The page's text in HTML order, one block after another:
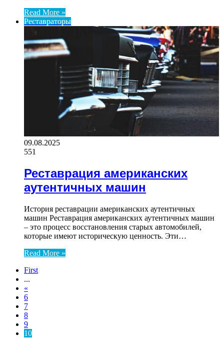
Read More »
Реставраторы
09.08.2025
551
Реставрация американских
аутентичных машин
История реставрации американских аутентичных
машин Реставрация американских аутентичных машин
– это процесс восстановления старых автомобилей,
которые имеют историческую ценность. Эти…
Read More »
First
...
«
6
7
8
9
10